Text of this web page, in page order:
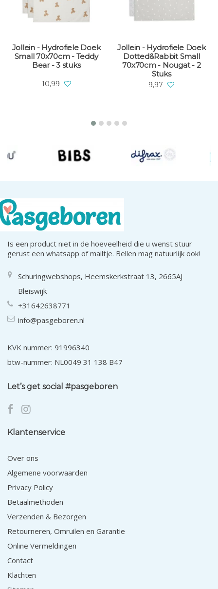
Jollein - Hydrofiele Doek
Small 70x70cm - Teddy
Bear - 3 stuks
10,99
Jollein - Hydrofiele Doek
Dotted&Rabbit Small
70x70cm - Nougat - 2
Stuks
9,97
Is een product niet in de hoeveelheid die u wenst stuur
gerust een whatsapp of mailtje. Bellen mag natuurlijk ook!
Schuringwebshops, Heemskerkstraat 13, 2665AJ
Bleiswijk
+31642638771
info@pasgeboren.nl
KVK nummer: 91996340
btw-nummer: NL0049 31 138 B47
Let’s get social #pasgeboren
Klantenservice
Over ons
Algemene voorwaarden
Privacy Policy
Betaalmethoden
Verzenden & Bezorgen
Retourneren, Omruilen en Garantie
Online Vermeldingen
Contact
Klachten